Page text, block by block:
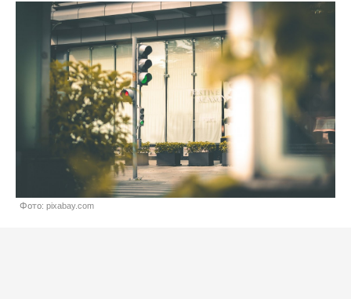
Фото: pixabay.com